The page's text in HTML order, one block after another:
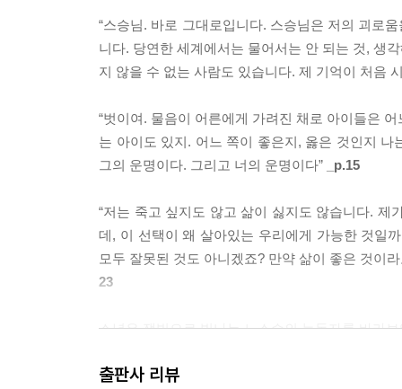
“스승님. 바로 그대로입니다. 스승님은 저의 괴로
니다. 당연한 세계에서는 물어서는 안 되는 것, 생
지 않을 수 없는 사람도 있습니다. 제 기억이 처음
“벗이여. 물음이 어른에게 가려진 채로 아이들은
는 아이도 있지. 어느 쪽이 좋은지, 옳은 것인지
그의 운명이다. 그리고 너의 운명이다”
_p.15
“저는 죽고 싶지도 않고 삶이 싫지도 않습니다.
데, 이 선택이 왜 살아있는 우리에게 가능한 것일
모두 잘못된 것도 아니겠죠? 만약 삶이 좋은 것이
23
소년은 잿빛으로 빛나는 노스승의 눈동자를 바라
순간에 ‘거짓’이 되고 다시 불안이 찾아온다. 만약
출판사 리뷰